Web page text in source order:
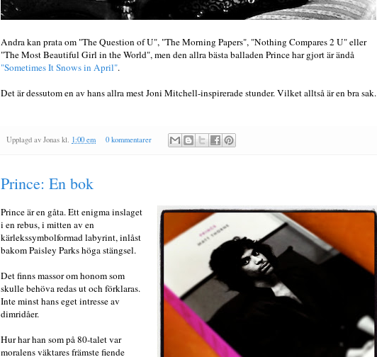
Andra kan prata om "The Question of U", "The Morning Papers", "Nothing Compares 2 U" eller
"The Most Beautiful Girl in the World", men den allra bästa balladen Prince har gjort är ändå
"Sometimes It Snows in April".
Det är dessutom en av hans allra mest Joni Mitchell-inspirerade stunder. Vilket alltså är en bra sak.
Upplagd av Jonas kl. 1:00 em 0 kommentarer
Prince: En bok
Prince är en gåta. Ett enigma inslaget
i en rebus, i mitten av en
kärlekssymbolformad labyrint, inlåst
bakom Paisley Parks höga stängsel.
Det finns massor om honom som
skulle behöva redas ut och förklaras.
Inte minst hans eget intresse av
dimridåer.
Hur har han som på 80-talet var
moralens väktares främste fiende